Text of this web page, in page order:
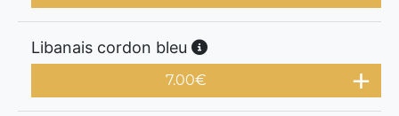
Libanais cordon bleu
7.00€